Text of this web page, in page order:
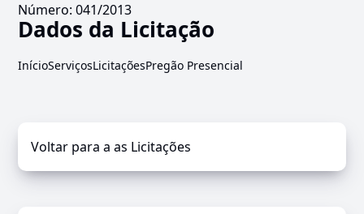
Número: 041/2013
Dados da Licitação
InícioServiçosLicitaçõesPregão Presencial
Voltar para a as Licitações